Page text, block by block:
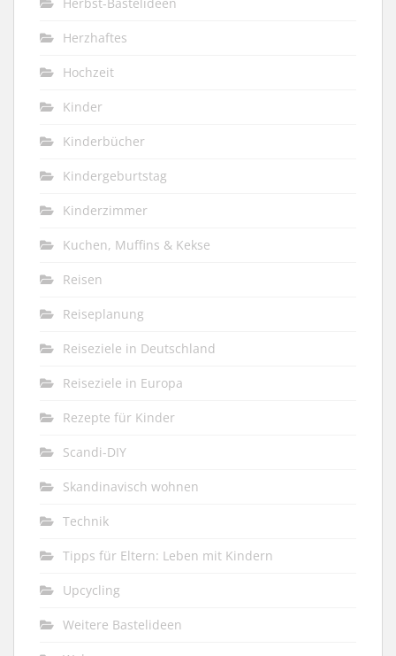
Herzhaftes
Hochzeit
Kinder
Kinderbücher
Kindergeburtstag
Kinderzimmer
Kuchen, Muffins & Kekse
Reisen
Reiseplanung
Reiseziele in Deutschland
Reiseziele in Europa
Rezepte für Kinder
Scandi-DIY
Skandinavisch wohnen
Technik
Tipps für Eltern: Leben mit Kindern
Upcycling
Weitere Bastelideen